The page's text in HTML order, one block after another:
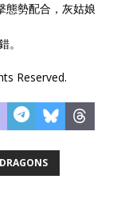
態勢配合，灰姑娘
。
Reserved.